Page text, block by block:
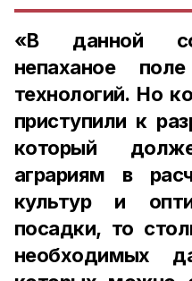
«В данной
непаханое
технологий. Но
приступили к
который
аграриям в
культур и
посадки, то
необходимых